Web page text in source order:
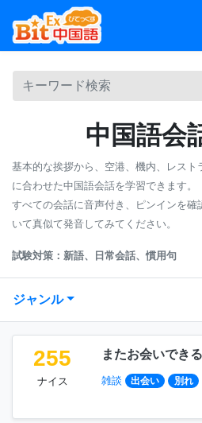
中国語会
基本的な挨拶から、空港、機内、レスト
に合わせた中国語会話を学習できます。
すべての会話に音声付き、ピンインを確
いて真似て発音してみてください。
試験対策：新語、日常会話、慣用句
ジャンル
255
ナイス
またお会いでき
雑談 出会い 別れ